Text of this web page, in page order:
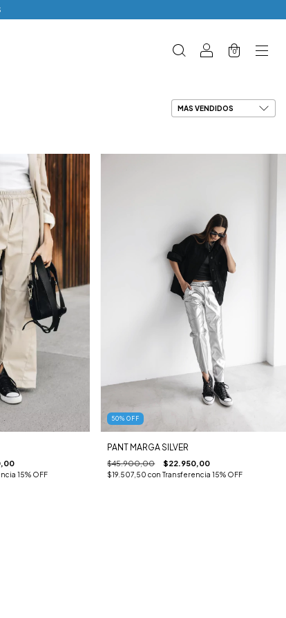
0
15% OFF
50%OFF
PANT MARGA SILVER
$45.900,00 $22.950,00
$19.507,50con Transferencia 15% OFF